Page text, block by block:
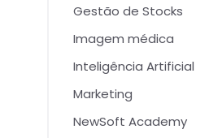
Gestão de Stocks
Imagem médica
Inteligência Artificial
Marketing
NewSoft Academy